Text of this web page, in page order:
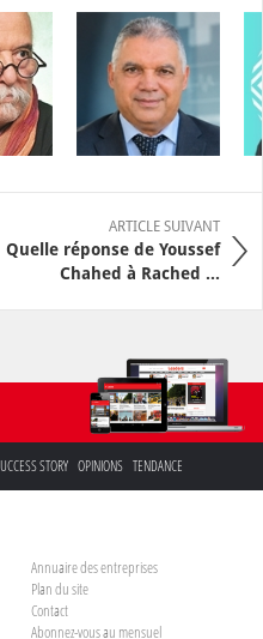
ARTICLE SUIVANT
Quelle réponse de Youssef
Chahed à Rached ...
STORY OPINIONS TENDANCE
Annuaire des entreprises
Plan du site
Contact
Abonnez-vous au mensuel